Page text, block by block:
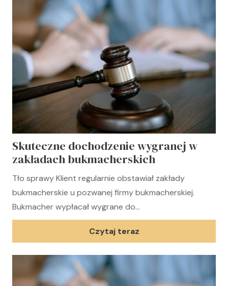
Skuteczne dochodzenie wygranej w
zakładach bukmacherskich
Tło sprawy Klient regularnie obstawiał zakłady
bukmacherskie u pozwanej firmy bukmacherskiej.
Bukmacher wypłacał wygrane do…
Czytaj teraz